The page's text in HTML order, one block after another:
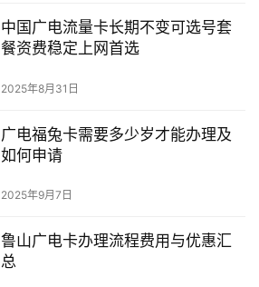
中国广电流量卡长期不变可选号套
餐资费稳定上网首选
2025年8月31日
广电福兔卡需要多少岁才能办理及
如何申请
2025年9月7日
鲁山广电卡办理流程费用与优惠汇
总